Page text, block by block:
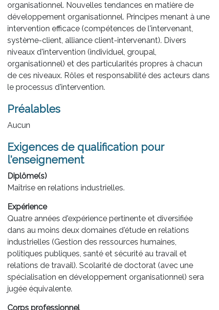
organisationnel. Nouvelles tendances en matière de
développement organisationnel. Principes menant à une
intervention efficace (compétences de l'intervenant,
système-client, alliance client-intervenant). Divers
niveaux d'intervention (individuel, groupal,
organisationnel) et des particularités propres à chacun
de ces niveaux. Rôles et responsabilité des acteurs dans
le processus d'intervention.
Préalables
Aucun
Exigences de qualification pour
l'enseignement
Diplôme(s)
Maîtrise en relations industrielles.
Expérience
Quatre années d'expérience pertinente et diversifiée
dans au moins deux domaines d'étude en relations
industrielles (Gestion des ressources humaines,
politiques publiques, santé et sécurité au travail et
relations de travail). Scolarité de doctorat (avec une
spécialisation en développement organisationnel) sera
jugée équivalente.
Corps professionnel